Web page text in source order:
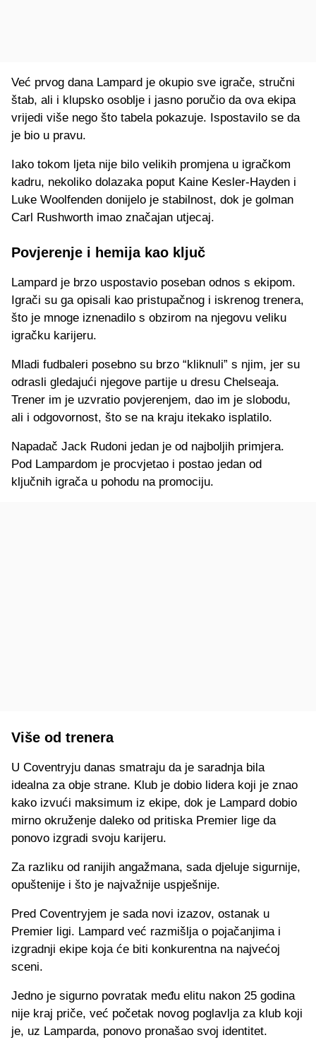
Već prvog dana Lampard je okupio sve igrače, stručni
štab, ali i klupsko osoblje i jasno poručio da ova ekipa
vrijedi više nego što tabela pokazuje. Ispostavilo se da
je bio u pravu.
Iako tokom ljeta nije bilo velikih promjena u igračkom
kadru, nekoliko dolazaka poput Kaine Kesler-Hayden i
Luke Woolfenden donijelo je stabilnost, dok je golman
Carl Rushworth imao značajan utjecaj.
Povjerenje i hemija kao ključ
Lampard je brzo uspostavio poseban odnos s ekipom.
Igrači su ga opisali kao pristupačnog i iskrenog trenera,
što je mnoge iznenadilo s obzirom na njegovu veliku
igračku karijeru.
Mladi fudbaleri posebno su brzo “kliknuli” s njim, jer su
odrasli gledajući njegove partije u dresu Chelseaja.
Trener im je uzvratio povjerenjem, dao im je slobodu,
ali i odgovornost, što se na kraju itekako isplatilo.
Napadač Jack Rudoni jedan je od najboljih primjera.
Pod Lampardom je procvjetao i postao jedan od
ključnih igrača u pohodu na promociju.
Više od trenera
U Coventryju danas smatraju da je saradnja bila
idealna za obje strane. Klub je dobio lidera koji je znao
kako izvući maksimum iz ekipe, dok je Lampard dobio
mirno okruženje daleko od pritiska Premier lige da
ponovo izgradi svoju karijeru.
Za razliku od ranijih angažmana, sada djeluje sigurnije,
opuštenije i što je najvažnije uspješnije.
Pred Coventryjem je sada novi izazov, ostanak u
Premier ligi. Lampard već razmišlja o pojačanjima i
izgradnji ekipe koja će biti konkurentna na najvećoj
sceni.
Jedno je sigurno povratak među elitu nakon 25 godina
nije kraj priče, već početak novog poglavlja za klub koji
je, uz Lamparda, ponovo pronašao svoj identitet.